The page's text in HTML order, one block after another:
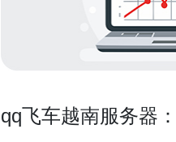
qq飞车越南服务器